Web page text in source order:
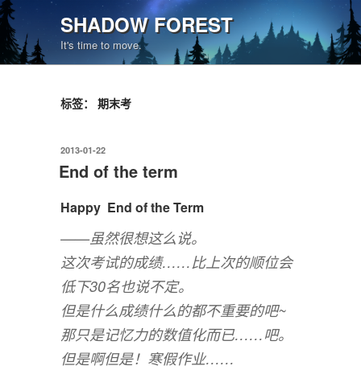
跳
至
内
容
SHADOW FOREST
It's time to move.
标签： 期末考
发
布
于
2013-01-22
End of the term
Happy End of the Term
——虽然很想这么说。
这次考试的成绩……比上次的顺位会
低下30名也说不定。
但是什么成绩什么的都不重要的吧~
那只是记忆力的数值化而已……吧。
但是啊但是！寒假作业……